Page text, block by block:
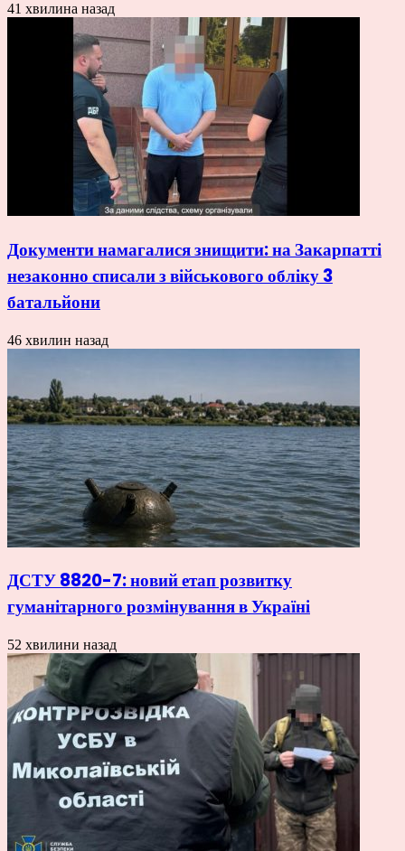
41 хвилина назад
Документи намагалися знищити: на Закарпатті
незаконно списали з військового обліку 3
батальйони
46 хвилин назад
ДСТУ 8820-7: новий етап розвитку
гуманітарного розмінування в Україні
52 хвилини назад